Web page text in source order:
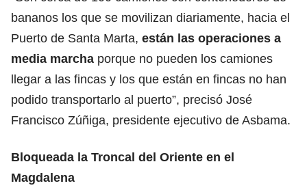
bananos los que se movilizan diariamente, hacia el
Puerto de Santa Marta, están las operaciones a
media marcha porque no pueden los camiones
llegar a las fincas y los que están en fincas no han
podido transportarlo al puerto”, precisó José
Francisco Zúñiga, presidente ejecutivo de Asbama.
Bloqueada la Troncal del Oriente en el
Magdalena